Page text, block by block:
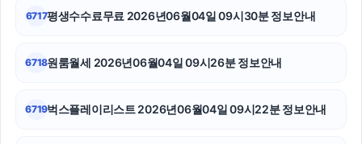
6717평생수수료무료 2026년06월04일 09시30분 정보안내
6718원룸월세 2026년06월04일 09시26분 정보안내
6719벅스플레이리스트 2026년06월04일 09시22분 정보안내